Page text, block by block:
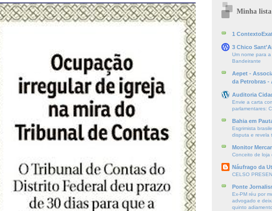
Minha lista
1
3 Chico
Um nome para
Bandeirante
Aepet -
da Petrobras -
Auditoria
Envie a carta
parlamentares:
Bahia em
Esgrimista
disputa e revela
Monitor
Conceito de loja
Náufrago da
CELSO
Ponte
Ex-PM réu por
advogado e
quinto adiamento